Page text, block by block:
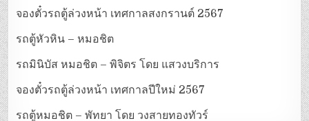
จองตั๋วรถตู้ล่วงหน้า เทศกาลสงกรานต์ 2567
รถตู้หัวหิน – หมอชิต
รถมินิบัส หมอชิต – พิจิตร โดย แสวงบริการ
จองตั๋วรถตู้ล่วงหน้า เทศกาลปีใหม่ 2567
รถตู้หมอชิต – พัทยา โดย วงสายทองทัวร์